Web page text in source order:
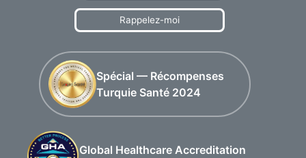
Rappelez-moi
Spécial — Récompenses
Turquie Santé 2024
Global Healthcare Accreditation